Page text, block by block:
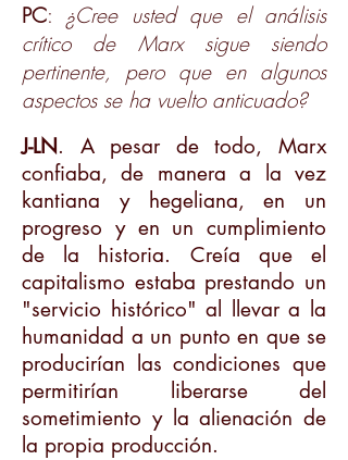
PC: ¿Cree usted que el análisis
crítico de Marx sigue siendo
pertinente, pero que en algunos
aspectos se ha vuelto anticuado?
J-LN. A pesar de todo, Marx
confiaba, de manera a la vez
kantiana y hegeliana, en un
progreso y en un cumplimiento
de la historia. Creía que el
capitalismo estaba prestando un
"servicio histórico" al llevar a la
humanidad a un punto en que se
producirían las condiciones que
permitirían liberarse del
sometimiento y la alienación de
la propia producción.